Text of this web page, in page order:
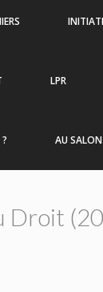
LPR
AU
Droit